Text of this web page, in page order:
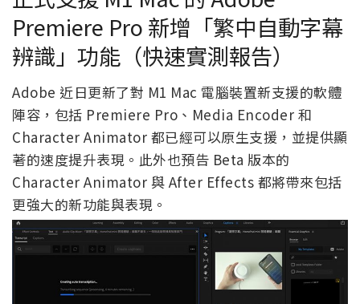
Premiere Pro 新增「繁中自動字幕
辨識」功能（快速實測報告）
Adobe 近日更新了對 M1 Mac 電腦裝置新支援的軟體
陣容，包括 Premiere Pro、Media Encoder 和
Character Animator 都已經可以原生支援，並提供顯
著的速度提升表現。此外也預告 Beta 版本的
Character Animator 與 After Effects 都將帶來包括
更強大的新功能與表現。